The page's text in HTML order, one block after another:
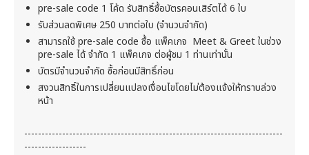
pre-sale code 1 โค้ด รับสิทธิ์ซื้อบัตรคอนเสิร์ตได้ 6 ใบ
รับส่วนลดพิเศษ 250 บาทต่อใบ (จำนวนจำกัด)
สามารถใช้ pre-sale code ซื้อ แพ็คเกจ Meet & Greet ในช่วง
pre-sale ได้ จำกัด 1 แพ็คเกจ ต่อผู้ชม 1 ท่านเท่านั้น
บัตรมีจำนวนจำกัด ซื้อก่อนมีสิทธิ์ก่อน
สงวนสิทธิ์ในการเปลี่ยนแปลงเงื่อนไขโดยไม่ต้องแจ้งให้ทราบล่วง
หน้า
---------------------------------------------------------------------------
------------------